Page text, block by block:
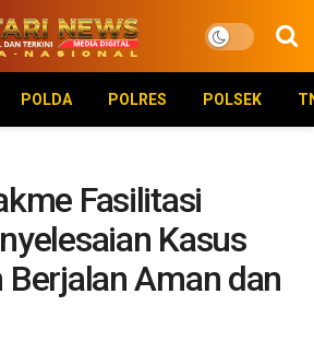
POLDA POLRES POLSEK
Fasilitasi
Kasus
Berjalan Aman dan